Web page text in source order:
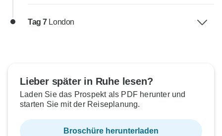
Tag 7 London
Lieber später in Ruhe lesen?
Laden Sie das Prospekt als PDF herunter und
starten Sie mit der Reiseplanung.
Broschüre herunterladen